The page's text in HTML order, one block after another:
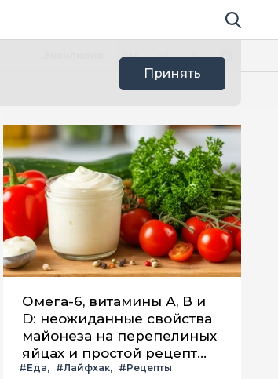
Поиск по
Принять
Омега-6, витамины А, В и
D: неожиданные свойства
майонеза на перепелиных
яйцах и простой рецепт
летнего салата с ним
#Еда #Лайфхак
#Рецепты